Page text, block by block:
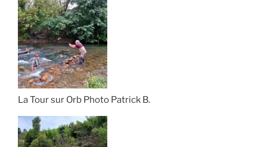
La Tour sur Orb Photo Patrick B.